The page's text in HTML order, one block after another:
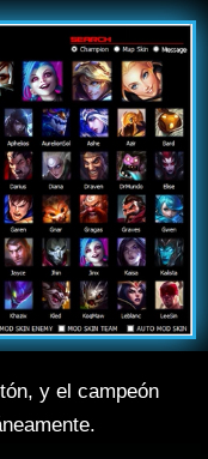
y el campeón